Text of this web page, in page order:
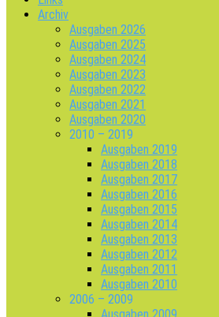
Archiv
Ausgaben 2026
Ausgaben 2025
Ausgaben 2024
Ausgaben 2023
Ausgaben 2022
Ausgaben 2021
Ausgaben 2020
2010 – 2019
Ausgaben 2019
Ausgaben 2018
Ausgaben 2017
Ausgaben 2016
Ausgaben 2015
Ausgaben 2014
Ausgaben 2013
Ausgaben 2012
Ausgaben 2011
Ausgaben 2010
2006 – 2009